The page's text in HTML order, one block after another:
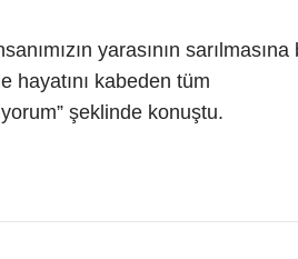
yarasının sarılmasına
hayatını kabeden tüm
şeklinde konuştu.